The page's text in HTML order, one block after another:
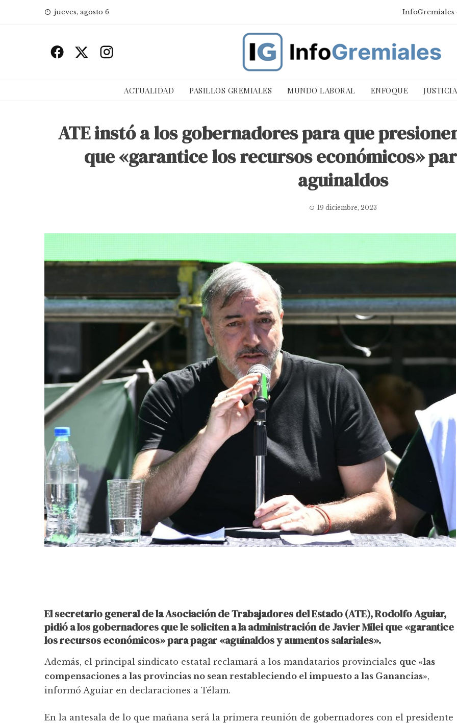
jueves, agosto 6 InfoGremiales
ACTUALIDAD PASILLOS GREMIALES MUNDO LABORAL ENFOQUE
ATE instó a los gobernadores para que
que «garantice los recursos económicos»
aguinaldos
19 diciembre, 2023
El secretario general de la Asociación de Trabajadores del Estado (ATE), Rodolfo Aguiar,
pidió a los gobernadores que le soliciten a la administración de Javier Milei que «garantice
los recursos económicos» para pagar «aguinaldos y aumentos salariales».
Además, el principal sindicato estatal reclamará a los mandatarios provinciales que «las
compensaciones a las provincias no sean restableciendo el impuesto a las Ganancias»,
informó Aguiar en declaraciones a Télam.
En la antesala de lo que mañana será la primera reunión de gobernadores con el presidente